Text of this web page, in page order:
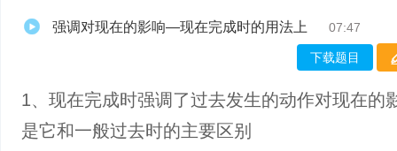
强调对现在的影响—现在完成时的用法上 07:47
下载题目
1、现在完成时强调了过去发生的动作对现在的
是它和一般过去时的主要区别